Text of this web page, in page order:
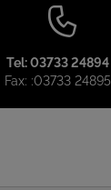
Tel:03733 24894
Fax: :03733 24895